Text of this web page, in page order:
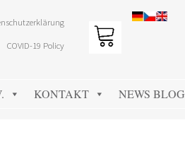
COVID-19 Policy
KONTAKT NEWS BLOG